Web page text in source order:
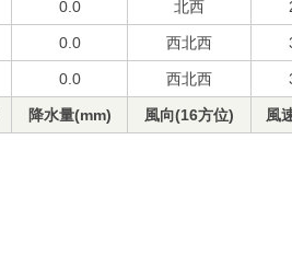
0.0 北西
0.0 西北西
0.0 西北西
降水量(mm) 風向(16方位) 風